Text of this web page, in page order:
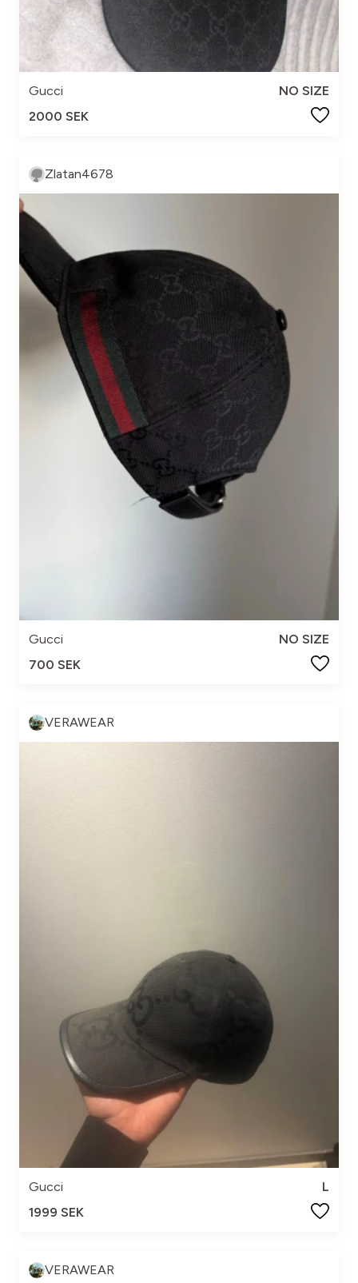
Gucci
NO SIZE
2000 SEK
Zlatan4678
Gucci
NO SIZE
700 SEK
VERAWEAR
Gucci
L
1999 SEK
VERAWEAR